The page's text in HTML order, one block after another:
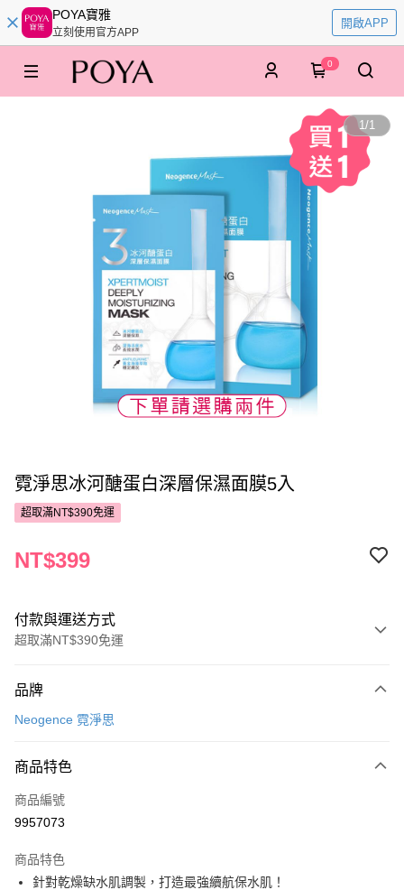
POYA寶雅
立刻使用官方APP
開啟APP
0
1/1
霓淨思冰河醣蛋白深層保濕面膜5入
超取滿NT$390免運
NT$399
付款與運送方式
超取滿NT$390免運
POYA支付
超商取貨付款
LINE Pay
街口支付
品牌
Neogence 霓淨思
商品特色
商品編號
9957073
商品特色
針對乾燥缺水肌調製，打造最強續航保水肌！